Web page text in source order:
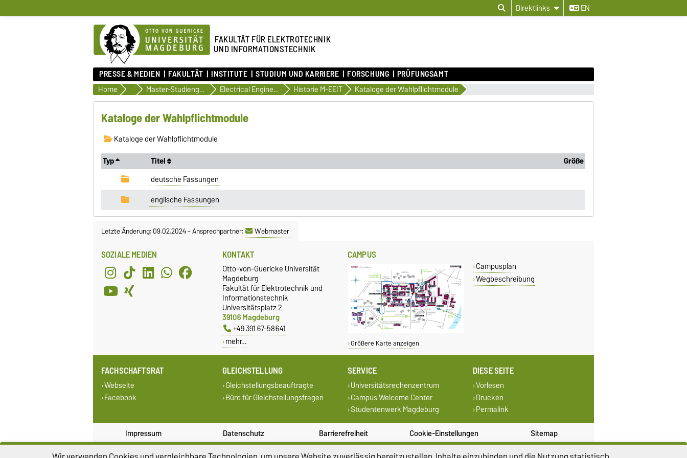
Direktlinks EN
FAKULTÄT FÜR ELEKTROTECHNIK
UND INFORMATIONSTECHNIK
PRESSE & MEDIEN FAKULTÄT INSTITUTE STUDIUM UND KARRIERE FORSCHUNG PRÜFUNGSAMT
Home Studiendokumente Master-Studiengänge Electrical Engineering and Information Technology Historie M-EEIT Kataloge der Wahlpflichtmodule
Kataloge der Wahlpflichtmodule
Kataloge der Wahlpflichtmodule
Typ
Titel
Größe
deutsche Fassungen
englische Fassungen
Letzte Änderung: 09.02.2024-Ansprechpartner: Webmaster
SOZIALE MEDIEN KONTAKT
Otto-von-Guericke Universität
Magdeburg
Fakultät für Elektrotechnik und
Informationstechnik
Universitätsplatz 2
39106 Magdeburg
+49 391 67-58641
mehr…
CAMPUS
Größere Karte anzeigen
Campusplan
Wegbeschreibung
FACHSCHAFTSRAT
Webseite
Facebook
GLEICHSTELLUNG
Gleichstellungsbeauftragte
Büro für Gleichstellungsfragen
SERVICE
Universitätsrechenzentrum
Campus Welcome Center
Studentenwerk Magdeburg
DIESE SEITE
Vorlesen
Drucken
Permalink
Impressum Datenschutz Barrierefreiheit Cookie-Einstellungen Sitemap